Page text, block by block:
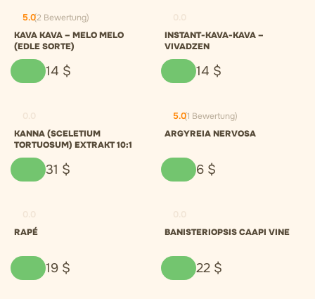
5.0(2 Bewertung)
KAVA KAVA – MELO MELO
(EDLE SORTE)
14 $
INSTANT-KAVA-KAVA –
VIVADZEN
14 $
KANNA (SCELETIUM
TORTUOSUM) EXTRAKT 10:1
31 $
5.0(1 Bewertung)
ARGYREIA NERVOSA
6 $
RAPÉ
19 $
BANISTERIOPSIS CAAPI VINE
22 $